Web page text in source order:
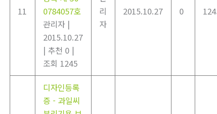
11
0784057호
관리자 |
2015.10.27
| 추천 0 |
조회 1245
리
자
2015.10.27 0
디자인등록
증 - 과일씨